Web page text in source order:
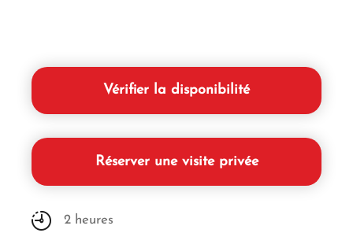
Vérifier la disponibilité
Réserver une visite privée
2 heures